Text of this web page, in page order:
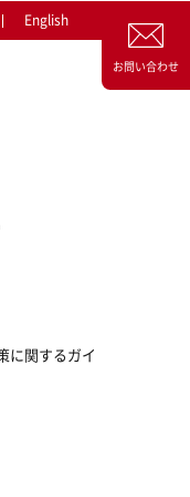
English
お問い合わせ
に関するガイ